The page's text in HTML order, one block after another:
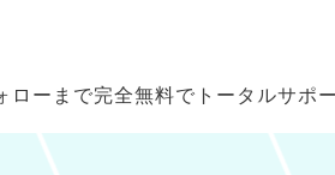
ーまで完全無料でトータルサポ